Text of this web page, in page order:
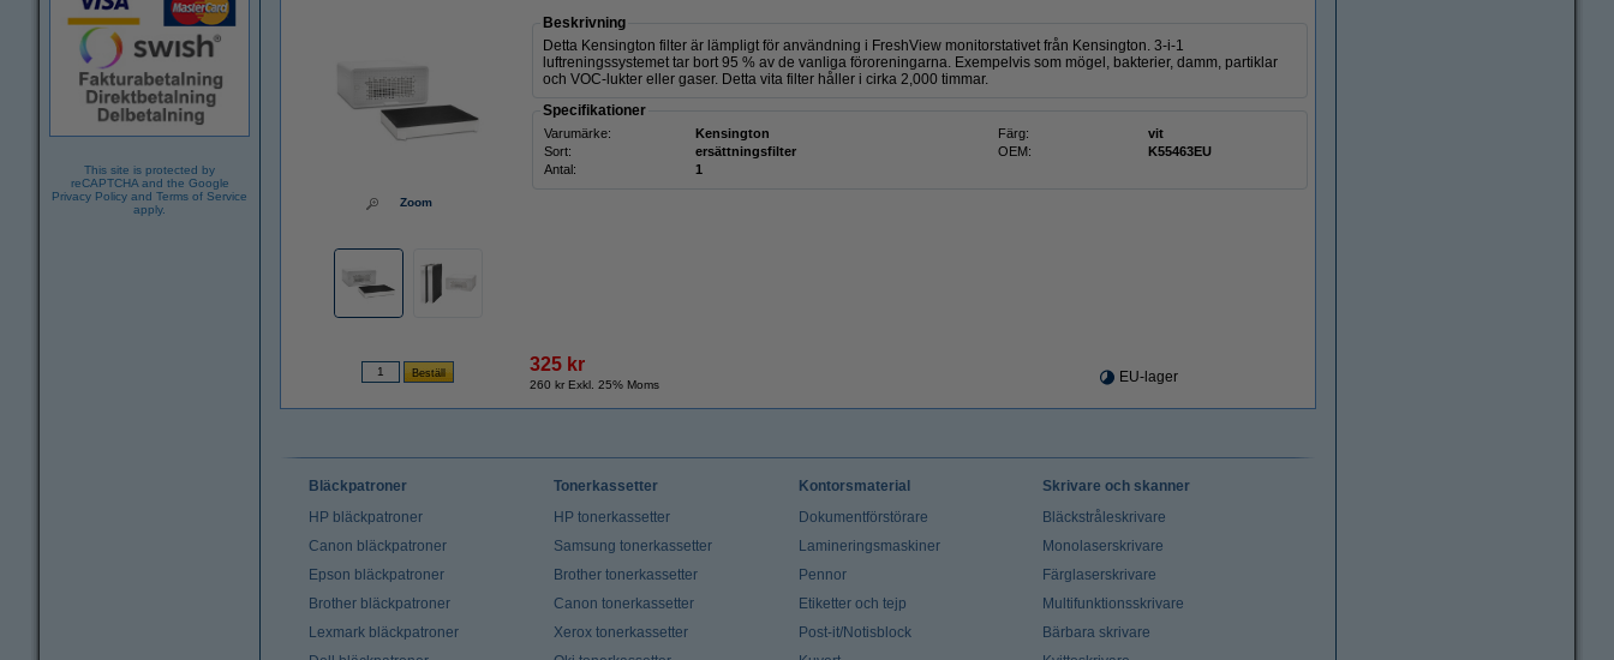
This site is protected by
reCAPTCHA and the Google
Privacy Policy and Terms of Service
apply.
Zoom
Beskrivning
Detta Kensington filter är lämpligt för användning i FreshView monitorstativet från Kensington. 3-i-1
luftreningssystemet tar bort 95 % av de vanliga föroreningarna. Exempelvis som mögel, bakterier, damm, partiklar
och VOC-lukter eller gaser. Detta vita filter håller i cirka 2,000 timmar.
Specifikationer
Varumärke: Kensington Färg:
vit
Sort:
ersättningsfilter OEM:
K55463EU
Antal:
1
325 kr
260 kr Exkl. 25% Moms EU-lager
Bläckpatroner
HP bläckpatroner
Canon bläckpatroner
Epson bläckpatroner
Brother bläckpatroner
Lexmark bläckpatroner
Tonerkassetter
HP tonerkassetter
Samsung tonerkassetter
Brother tonerkassetter
Canon tonerkassetter
Xerox tonerkassetter
Kontorsmaterial
Dokumentförstörare
Lamineringsmaskiner
Pennor
Etiketter och tejp
Post-it/Notisblock
Skrivare och skanner
Bläckstråleskrivare
Monolaserskrivare
Färglaserskrivare
Multifunktionsskrivare
Bärbara skrivare